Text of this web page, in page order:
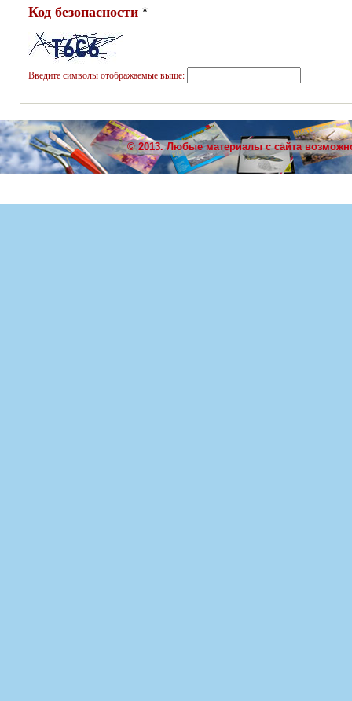
Код безопасности *
Введите символы отображаемые выше:
© 2013. Любые материалы с сайта